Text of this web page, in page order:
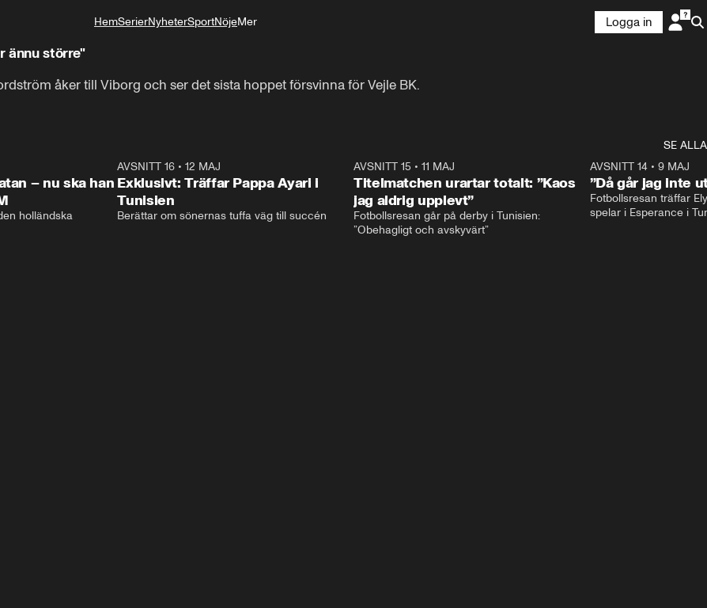
HemSerierNyheterSportNöjeMer
Logga in
ännu större"
åker till Viborg och ser det sista hoppet försvinna för Vejle BK.
SE ALLA
1:01:08
– nu ska han
holländska
AVSNITT 16 •12 MAJ
Exklusivt: Träffar Pappa Ayari i
Tunisien
Berättar om sönernas tuffa väg till succén
AVSNITT 15 • 11 MAJ
Titelmatchen urartar totalt: ”Kaos
jag aldrig upplevt”
Fotbollsresan går på derby i Tunisien:
”Obehagligt och avskyvärt”
AVSNITT 14• 9 MAJ
”Då går jag inte
Fotbollsresan träffar